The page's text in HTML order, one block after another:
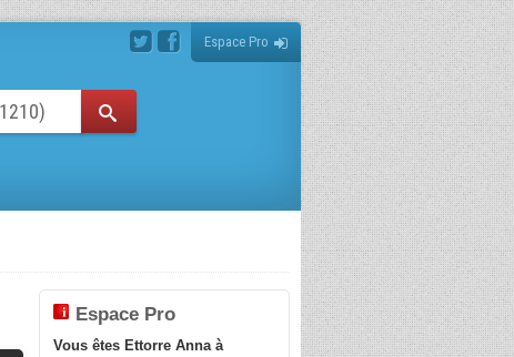
Espace Pro
Espace Pro
Vous êtes Ettorre Anna à